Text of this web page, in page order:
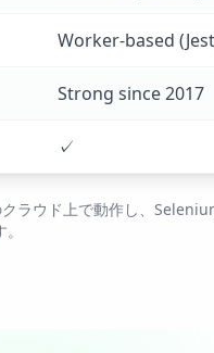
Worker-based
Strong since 2017
✓
ウド上で動作し、